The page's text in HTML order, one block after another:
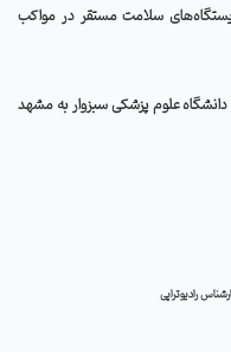
سلامت مستقر در مواکب
دانشگاه علوم پزشکی سبزوار به مشهد